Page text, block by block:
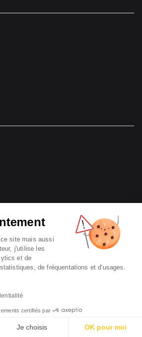
légales|Cookies Plan du site|
Sitemap
site mais aussi
j'utilise les
et de
de fréquentations et d'usages.
certifiés par
Je choisis OK pour moi